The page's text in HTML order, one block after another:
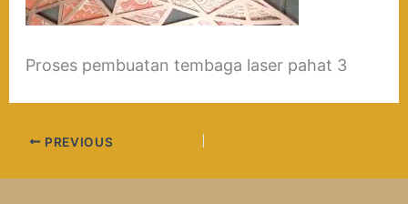
Proses pembuatan tembaga laser pahat 3
PREVIOUS